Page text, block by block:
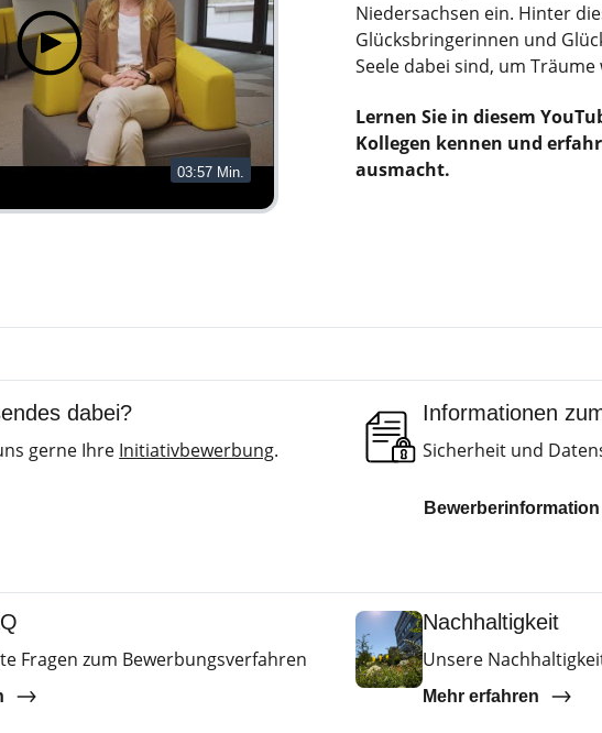
03:57 Min.
Niedersachsen ein. Hinter
Glücksbringerinnen und
Seele dabei sind, um
Lernen Sie in diesem
Kollegen kennen und
ausmacht.
dabei?
gerne Ihre Initiativbewerbung.
Informationen
Sicherheit und
Fragen zum Bewerbungsverfahren
Nachhaltigkeit
Unsere
Mehr erfahren